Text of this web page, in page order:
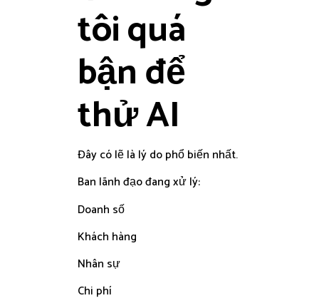
tôi quá
bận để
thử AI
Đây có lẽ là lý do phổ biến nhất.
Ban lãnh đạo đang xử lý:
Doanh số
Khách hàng
Nhân sự
Chi phí